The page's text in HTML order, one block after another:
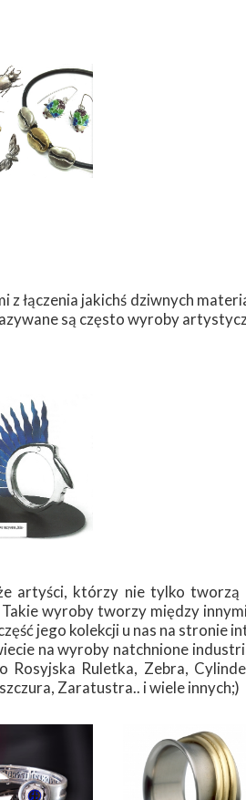
z łączenia jakichś dziwnych
są często wyroby
artyści, którzy nie tylko tworzą
Takie wyroby tworzy między
jego kolekcji u nas na stronie
na wyroby natchnione
Rosyjska Ruletka, Zebra,
Zaratustra.. i wiele innych;)